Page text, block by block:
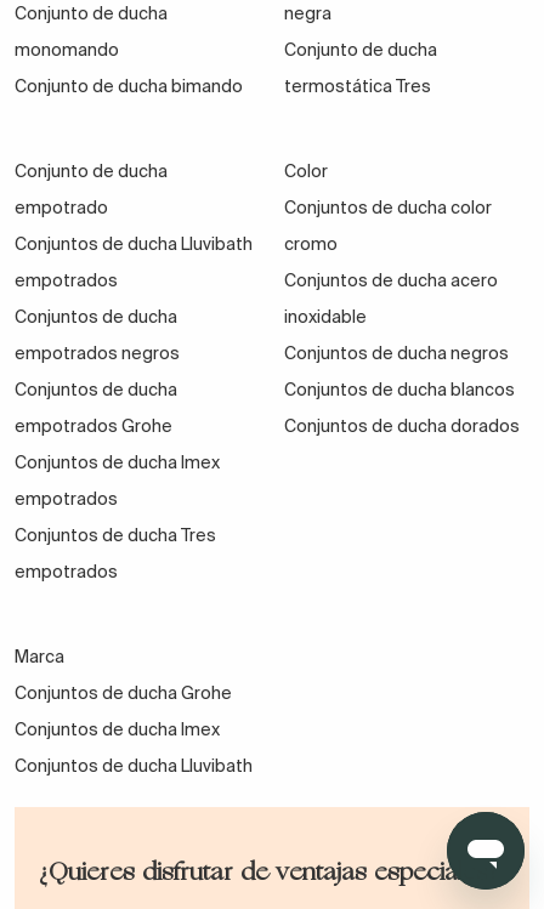
Conjunto de ducha
monomando
Conjunto de ducha bimando
negra
Conjunto de ducha
termostática Tres
Conjunto de ducha
empotrado
Conjuntos de ducha Lluvibath
empotrados
Conjuntos de ducha
empotrados negros
Conjuntos de ducha
empotrados Grohe
Conjuntos de ducha Imex
empotrados
Conjuntos de ducha Tres
empotrados
Color
Conjuntos de ducha color
cromo
Conjuntos de ducha acero
inoxidable
Conjuntos de ducha negros
Conjuntos de ducha blancos
Conjuntos de ducha dorados
Marca
Conjuntos de ducha Grohe
Conjuntos de ducha Imex
Conjuntos de ducha Lluvibath
¿Quieres disfrutar de ventajas especiales?